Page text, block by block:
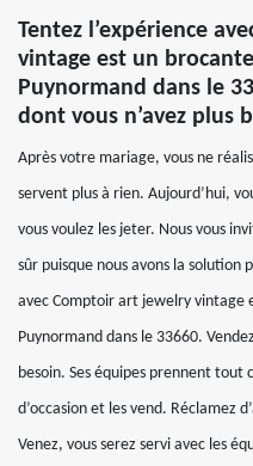
Tentez l’expérience
vintage est un
Puynormand dans le
dont vous n’avez plus
Après votre mariage, vous ne
servent plus à rien. Aujourd’hui,
vous voulez les jeter. Nous vous
sûr puisque nous avons la solution
avec Comptoir art jewelry vintage
Puynormand dans le 33660.
besoin. Ses équipes prennent tout
d’occasion et les vend. Réclamez
Venez, vous serez servi avec les